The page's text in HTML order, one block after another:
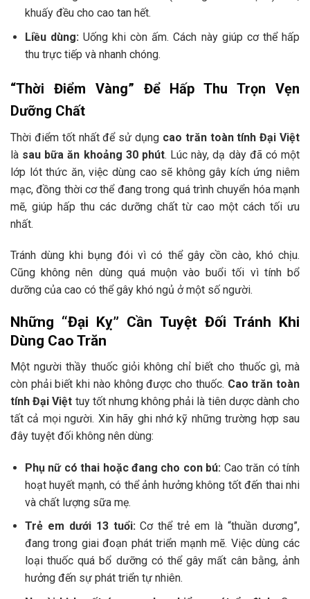
khuấy đều cho cao tan hết.
Liều dùng:Uống khi còn ấm. Cách này giúp cơ thể hấp
thu trực tiếp và nhanh chóng.
“Thời Điểm Vàng” Để Hấp Thu Trọn Vẹn
Dưỡng Chất
Thời điểm tốt nhất để sử dụng cao trăn toàn tính Đại Việt
là sau bữa ăn khoảng 30 phút. Lúc này, dạ dày đã có một
lớp lót thức ăn, việc dùng cao sẽ không gây kích ứng niêm
mạc, đồng thời cơ thể đang trong quá trình chuyển hóa mạnh
mẽ, giúp hấp thu các dưỡng chất từ cao một cách tối ưu
nhất.
Tránh dùng khi bụng đói vì có thể gây cồn cào, khó chịu.
Cũng không nên dùng quá muộn vào buổi tối vì tính bổ
dưỡng của cao có thể gây khó ngủ ở một số người.
Những “Đại Kỵ” Cần Tuyệt Đối Tránh Khi
Dùng Cao Trăn
Một người thầy thuốc giỏi không chỉ biết cho thuốc gì, mà
còn phải biết khi nào không được cho thuốc. Cao trăn toàn
tính Đại Việt tuy tốt nhưng không phải là tiên dược dành cho
tất cả mọi người. Xin hãy ghi nhớ kỹ những trường hợp sau
đây tuyệt đối không nên dùng:
Phụ nữ có thai hoặc đang cho con bú: Cao trăn có tính
hoạt huyết mạnh, có thể ảnh hưởng không tốt đến thai nhi
và chất lượng sữa mẹ.
Trẻ em dưới 13 tuổi:Cơ thể trẻ em là “thuần dương”,
đang trong giai đoạn phát triển mạnh mẽ. Việc dùng các
loại thuốc quá bổ dưỡng có thể gây mất cân bằng, ảnh
hưởng đến sự phát triển tự nhiên.